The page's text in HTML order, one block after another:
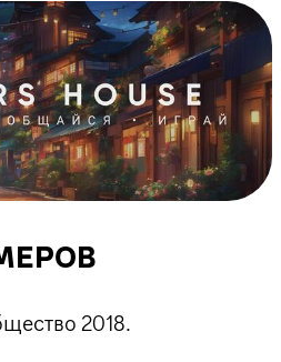
2018.